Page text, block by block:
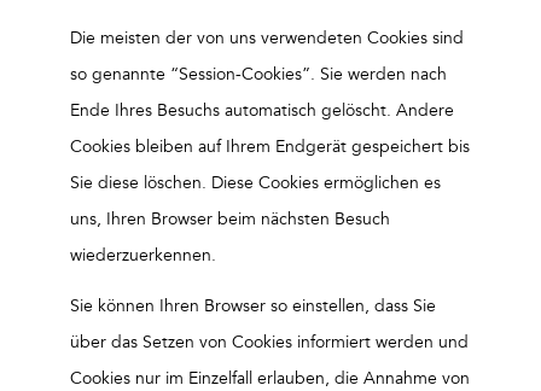
Die meisten der von uns verwendeten Cookies sind
so genannte “Session-Cookies”. Sie werden nach
Ende Ihres Besuchs automatisch gelöscht. Andere
Cookies bleiben auf Ihrem Endgerät gespeichert bis
Sie diese löschen. Diese Cookies ermöglichen es
uns, Ihren Browser beim nächsten Besuch
wiederzuerkennen.
Sie können Ihren Browser so einstellen, dass Sie
über das Setzen von Cookies informiert werden und
Cookies nur im Einzelfall erlauben, die Annahme von